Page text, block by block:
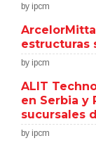
by ipcm
estructuras
by ipcm
ALIT
en Serbia y
sucursales
by ipcm